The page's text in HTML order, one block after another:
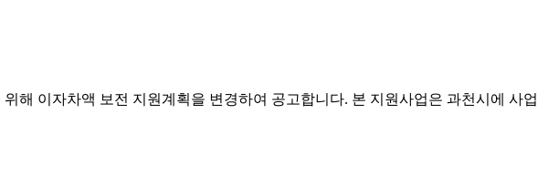
해 이자차액 보전 지원계획을 변경하여 공고합니다. 본 지원사업은 과천시에 사